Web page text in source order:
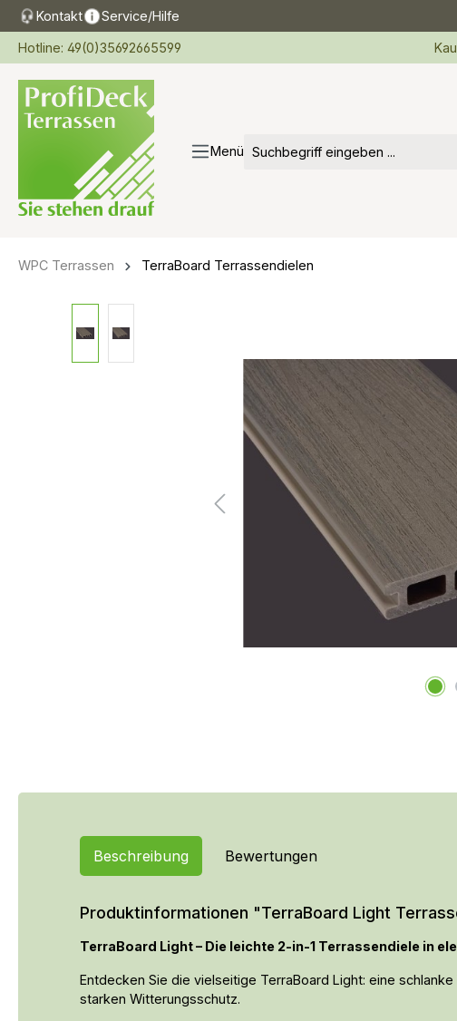
Zur Hauptnavigation springen
Kontakt Service/Hilfe
Hotline: 49(0)35692665599
Menü
WPC Terrassen TerraBoard Terrassendielen
Beschreibung Bewertungen
Produktinformationen "TerraBoard Light
TerraBoard Light – Die leichte 2-in-1 Terrassendiele in
Entdecken Sie die vielseitige TerraBoard Light: eine
starken Witterungsschutz.